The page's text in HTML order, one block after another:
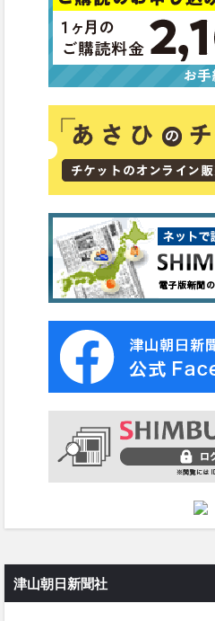
津山朝日新聞社